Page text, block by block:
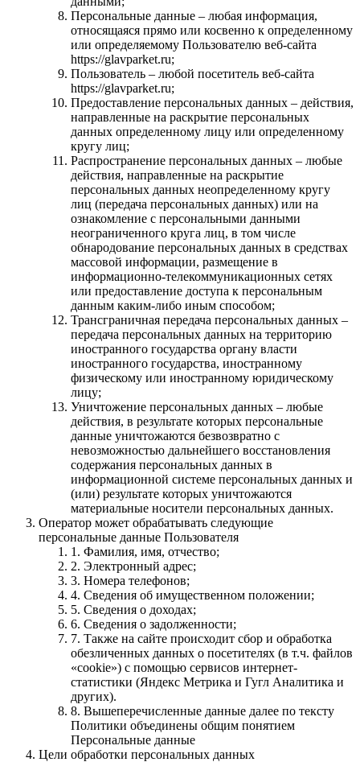
Персональные данные – любая информация,
относящаяся прямо или косвенно к определенному
или определяемому Пользователю веб-сайта
https://glavparket.ru;
Пользователь – любой посетитель веб-сайта
https://glavparket.ru;
Предоставление персональных данных – действия,
направленные на раскрытие персональных
данных определенному лицу или определенному
кругу лиц;
Распространение персональных данных – любые
действия, направленные на раскрытие
персональных данных неопределенному кругу
лиц (передача персональных данных) или на
ознакомление с персональными данными
неограниченного круга лиц, в том числе
обнародование персональных данных в средствах
массовой информации, размещение в
информационно-телекоммуникационных сетях
или предоставление доступа к персональным
данным каким-либо иным способом;
Трансграничная передача персональных данных –
передача персональных данных на территорию
иностранного государства органу власти
иностранного государства, иностранному
физическому или иностранному юридическому
лицу;
Уничтожение персональных данных – любые
действия, в результате которых персональные
данные уничтожаются безвозвратно с
невозможностью дальнейшего восстановления
содержания персональных данных в
информационной системе персональных данных и
(или) результате которых уничтожаются
материальные носители персональных данных.
Оператор может обрабатывать следующие
персональные данные Пользователя
1. Фамилия, имя, отчество;
2. Электронный адрес;
3. Номера телефонов;
4. Сведения об имущественном положении;
5. Cведения о доходах;
6. Сведения о задолженности;
7. Также на сайте происходит сбор и обработка
обезличенных данных о посетителях (в т.ч. файлов
«cookie») с помощью сервисов интернет-
статистики (Яндекс Метрика и Гугл Аналитика и
других).
8. Вышеперечисленные данные далее по тексту
Политики объединены общим понятием
Персональные данные
Цели обработки персональных данных